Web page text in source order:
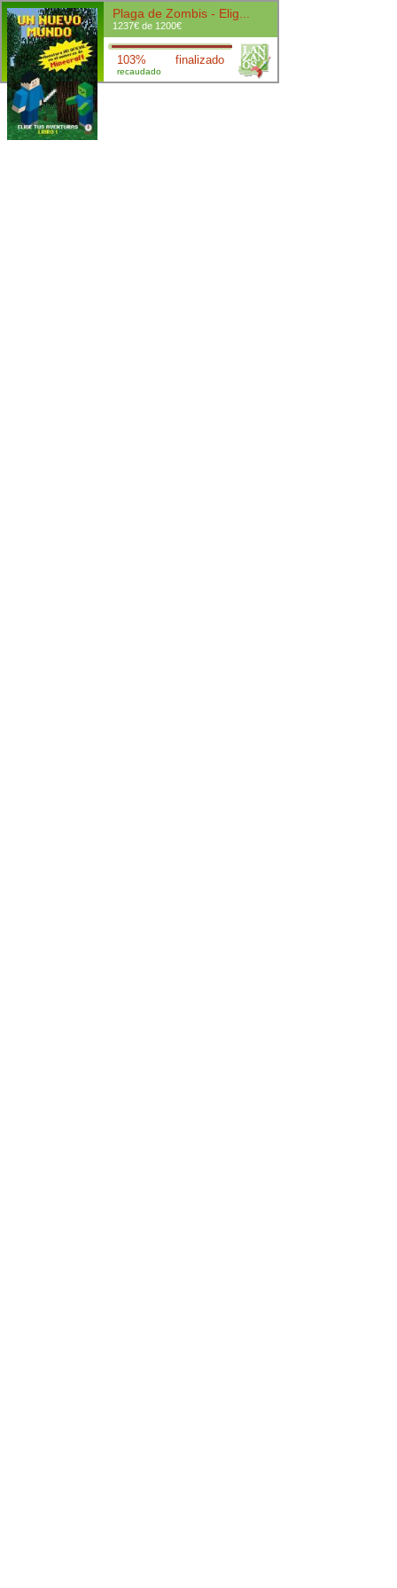
Plaga de Zombis - Elig...
1237€ de 1200€
103%
recaudado
finalizado